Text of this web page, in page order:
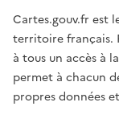
Cartes.gouv.fr est
territoire français.
à tous un accès à
permet à chacun
propres données